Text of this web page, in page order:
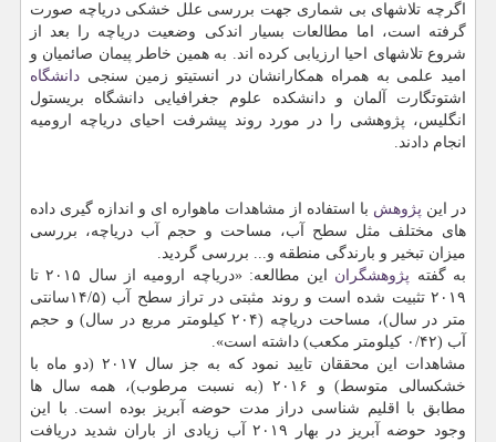
اگرچه تلاشهای بی شماری جهت بررسی علل خشکی دریاچه صورت
گرفته است، اما مطالعات بسیار اندکی وضعیت دریاچه را بعد از
شروع تلاشهای احیا ارزیابی کرده اند. به همین خاطر پیمان صائمیان و
امید علمی به همراه همکارانشان در انستیتو زمین سنجی دانشگاه
اشتوتگارت آلمان و دانشکده علوم جغرافیایی دانشگاه بریستول
انگلیس، پژوهشی را در مورد روند پیشرفت احیای دریاچه ارومیه
انجام دادند.
در این پژوهش با استفاده از مشاهدات ماهواره ای و اندازه گیری داده
های مختلف مثل سطح آب، مساحت و حجم آب دریاچه، بررسی
میزان تبخیر و بارندگی منطقه و... بررسی گردید.
به گفته پژوهشگران
این مطالعه: «دریاچه ارومیه از سال ۲۰۱۵ تا
۲۰۱۹ تثبیت شده است و روند مثبتی در تراز سطح آب (۱۴/۵سانتی
متر در سال)، مساحت دریاچه (۲۰۴ کیلومتر مربع در سال) و حجم
آب (۰/۴۲ کیلومتر مکعب) داشته است».
مشاهدات این محققان تایید نمود که به جز سال ۲۰۱۷ (دو ماه با
خشکسالی متوسط) و ۲۰۱۶ (به نسبت مرطوب)، همه سال ها
مطابق با اقلیم شناسی دراز مدت حوضه آبریز بوده است. با این
وجود حوضه آبریز در بهار ۲۰۱۹ آب زیادی از باران شدید دریافت